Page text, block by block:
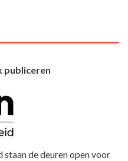
publiceren
de deuren open voor